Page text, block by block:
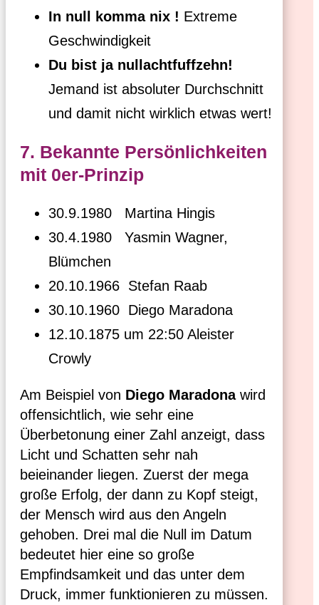
In null komma nix ! Extreme
Geschwindigkeit
Du bist ja nullachtfuffzehn!
Jemand ist absoluter Durchschnitt
und damit nicht wirklich etwas wert!
7. Bekannte Persönlichkeiten
mit 0er-Prinzip
30.9.1980 Martina Hingis
30.4.1980 Yasmin Wagner,
Blümchen
20.10.1966 Stefan Raab
30.10.1960 Diego Maradona
12.10.1875 um 22:50 Aleister
Crowly
Am Beispiel von Diego Maradona wird
offensichtlich, wie sehr eine
Überbetonung einer Zahl anzeigt, dass
Licht und Schatten sehr nah
beieinander liegen. Zuerst der mega
große Erfolg, der dann zu Kopf steigt,
der Mensch wird aus den Angeln
gehoben. Drei mal die Null im Datum
bedeutet hier eine so große
Empfindsamkeit und das unter dem
Druck, immer funktionieren zu müssen.